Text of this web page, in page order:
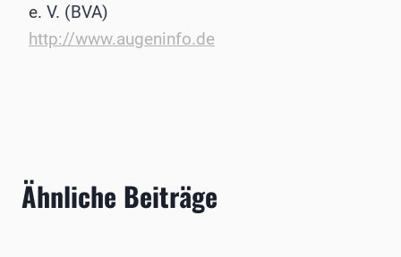
e. V. (BVA)
http://www.augeninfo.de
Ähnliche Beiträge